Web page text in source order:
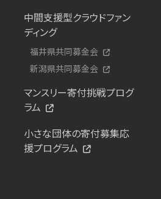
中間支援型クラウドファン
ディング
福井県共同募金会
新潟県共同募金会
マンスリー寄付挑戦プログ
ラム
小さな団体の寄付募集応
援プログラム